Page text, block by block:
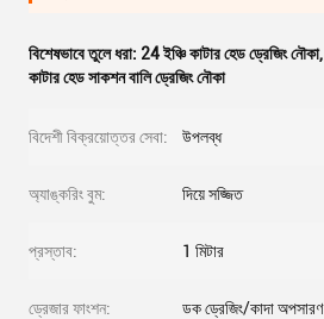
বিশেষভাবে তুলে ধরা: 24 ইঞ্চি কাটার হেড ড্রেজিং নৌকা,
কাটার হেড সাকশন বালি ড্রেজিং নৌকা
বিদেশী বিক্রয়োত্তর সেবা: উপলব্ধ
অ্যাঙ্করিং বুম: দিয়ে সজ্জিত
প্রস্তাব: 1 মিটার
ড্রেজার ফাংশন: ডক ড্রেজিং/কাদা অপসারণ